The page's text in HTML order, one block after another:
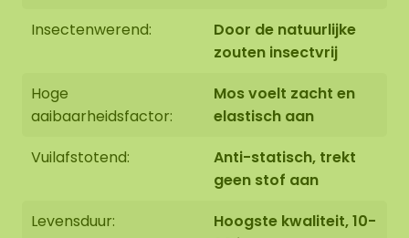
Insectenwerend:
Door de natuurlijke
zouten insectvrij
Hoge
aaibaarheidsfactor:
Mos voelt zacht en
elastisch aan
Vuilafstotend:
Anti-statisch, trekt
geen stof aan
Levensduur:
Hoogste kwaliteit, 10-